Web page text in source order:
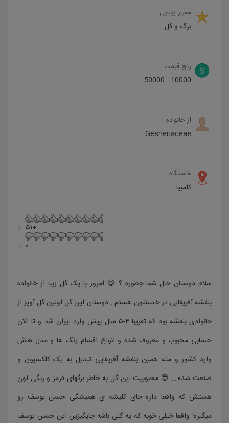
معیار زیبایی
برگ و گل
رنج قیمت
10000 - 50000
از خانواده
Gesneriaceae
خاستگاه
کلمبیا
+۵۱
۰
سلام دوستان حال شما چطوره ؟ 😆 امروز با یک گل زیبا از خانواده
بنفشه آفریقایی در خدمتتون هستم . دوستان این گل اولین گل آویز از
خانوادی بنفشه بود که تقریبا ۴-۵ سال پیش وارد ایران شد و تا الان
حسابی محبوب و معروف شده و انواع اقسام رنگ ها و مدل هاش
وارد کشور و مثه همین بنفشه آفریقایی تبدیل به یک کلکسیون و
صنعت شده…. 😎 محبوبیت این گل به خاطر برگهای قرمز و رنگی اون
هستش که واقعا داره جای کلیشه ی همیشگی حسن یوسف رو
میگیره! واقعا خیلی خوبه که یه گلی باشه جایگیزین این حسن یوسف